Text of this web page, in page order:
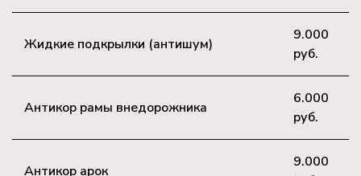
Жидкие подкрылки (антишум)
9.000
руб.
Антикор рамы внедорожника
6.000
руб.
Антикор арок
9.000